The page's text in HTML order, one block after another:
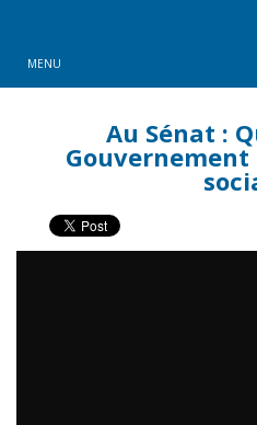
MENU
Au Sénat :
Gouvernement